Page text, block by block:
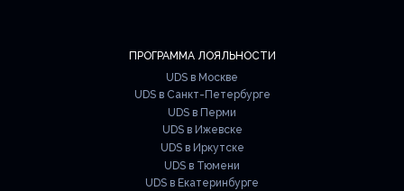
ПРОГРАММА ЛОЯЛЬНОСТИ
UDS в Москве
UDS в Санкт-Петербурге
UDS в Перми
UDS в Ижевске
UDS в Иркутске
UDS в Тюмени
UDS в Екатеринбурге